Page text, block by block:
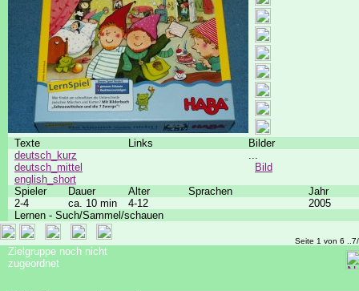
Texte Links
Bilder
deutsch_kurz
deutsch_mittel
english_short
...
Bild
Spieler
Dauer Alter Sprachen
Jahr
2-4
ca. 10 min 4-12
2005
Lernen - Such/Sammel/schauen
Seite 1 von 6
Zielgruppe noch nicht
zugeordnet